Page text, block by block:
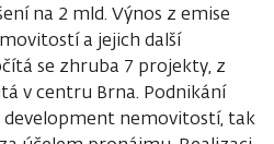
na 2 mld. Výnos z emise
a jejich další
se zhruba 7 projekty, z
v centru Brna. Podnikání
nemovitostí, tak